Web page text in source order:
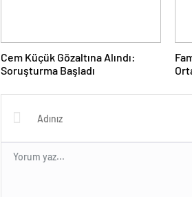
Cem Küçük Gözaltına Alındı:
Soruşturma Başladı